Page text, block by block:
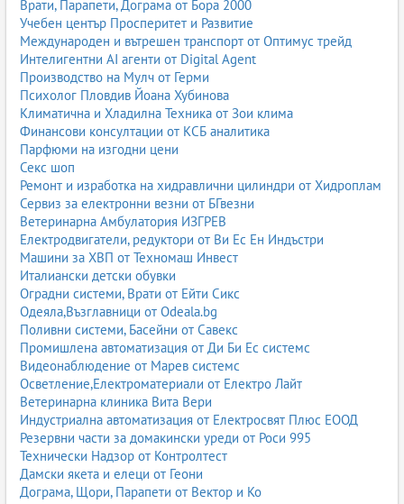
Врати, Парапети, Дограма от Бора 2000
Учебен център Просперитет и Развитие
Международен и вътрешен транспорт от Оптимус трейд
Интелигентни AI агенти от Digital Agent
Производство на Мулч от Герми
Психолог Пловдив Йоана Хубинова
Климатична и Хладилна Техника от Зои клима
Финансови консултации от КСБ аналитика
Парфюми на изгодни цени
Секс шоп
Ремонт и изработка на хидравлични цилиндри от Хидроплам
Сервиз за електронни везни от БГвезни
Ветеринарна Амбулатория ИЗГРЕВ
Електродвигатели, редуктори от Ви Ес Ен Индъстри
Машини за ХВП от Техномаш Инвест
Италиански детски обувки
Оградни системи, Врати от Ейти Сикс
Одеяла,Възглавници от Odeala.bg
Поливни системи, Басейни от Савекс
Промишлена автоматизация от Ди Би Ес системс
Видеонаблюдение от Марев системс
Осветление,Електроматериали от Електро Лайт
Ветеринарна клиника Вита Вери
Индустриална автоматизация от Електросвят Плюс ЕООД
Резервни части за домакински уреди от Роси 995
Технически Надзор от Контролтест
Дамски якета и елеци от Геони
Дограма, Щори, Парапети от Вектор и Ко